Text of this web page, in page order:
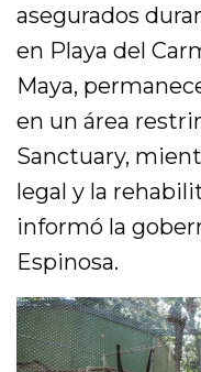
asegurados
en Playa del
Maya,
en un área
Sanctuary,
legal y la
informó la
Espinosa.